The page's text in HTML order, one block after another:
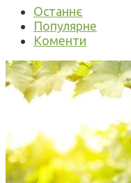
Останнє
Популярне
Коменти